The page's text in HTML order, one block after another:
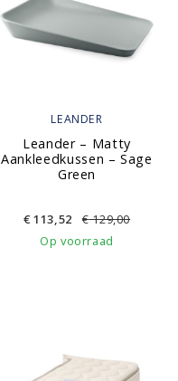
LEANDER
Leander – Matty
Aankleedkussen – Sage
Green
€ 113,52 €129,00
Op voorraad